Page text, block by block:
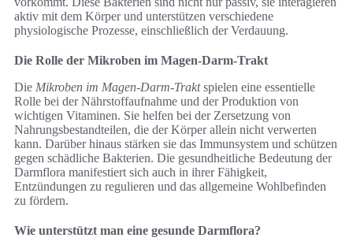
aktiv mit dem Körper und unterstützen verschiedene
physiologische Prozesse, einschließlich der Verdauung.
Die Rolle der Mikroben im Magen-Darm-Trakt
Die Mikroben im Magen-Darm-Traktspielen eine essentielle
Rolle bei der Nährstoffaufnahme und der Produktion von
wichtigen Vitaminen. Sie helfen bei der Zersetzung von
Nahrungsbestandteilen, die der Körper allein nicht verwerten
kann. Darüber hinaus stärken sie das Immunsystem und schützen
gegen schädliche Bakterien. Die gesundheitliche Bedeutung der
Darmflora manifestiert sich auch in ihrer Fähigkeit,
Entzündungen zu regulieren und das allgemeine Wohlbefinden
zu fördern.
Wie unterstützt man eine gesunde Darmflora?